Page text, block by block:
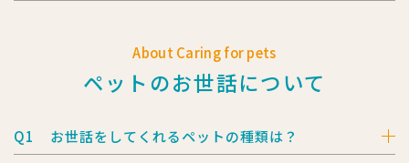
About Caring for pets
ペットのお世話について
Q1 お世話をしてくれるペットの種類は？